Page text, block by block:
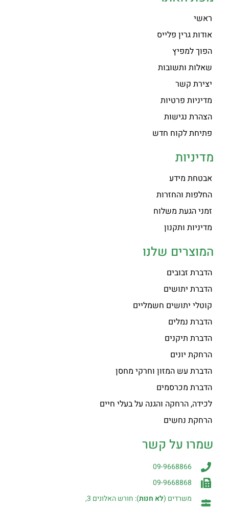
ראשי
אודות גרין פלייס
הפוך למפיץ
שאלות ותשובות
יצירת קשר
מדיניות פרטיות
הצהרת נגישות
פתיחת לקוח חדש
מדיניות
אבטחת מידע
החלפות והחזרות
זמני הגעת משלוח
מדיניות ותקנון
המוצרים שלנו
הדברת זבובים
הדברת יתושים
קוטלי יתושים חשמליים
הדברת נמלים
הדברת תיקנים
הרחקת יונים
הדברת עש המזון וחרקי מחסן
הדברת מכרסמים
לכידה, הרחקה והגנה על בעלי חיים
הרחקת נחשים
שמרו על קשר
09-9668866
09-9668868
משרדים (לא חנות): חורש האלונים 3,